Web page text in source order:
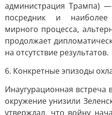
администрация Трампа)
посредник и наиболее
мирного процесса,
продолжает
на отсутствие результатов.
6. Конкретные эпизоды
Инаугурационная
окружение унизили
утверждал, что войну